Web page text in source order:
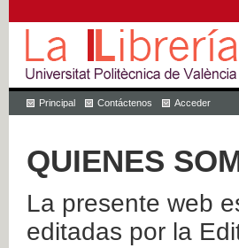
Principal Contáctenos Acceder
QUIENES
La presente web
editadas por la